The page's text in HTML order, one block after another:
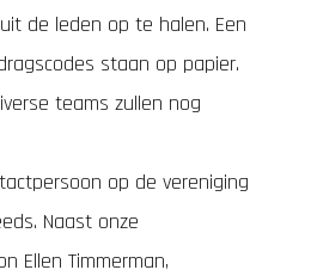
de leden op te halen. Een
staan op papier.
teams zullen nog
op de vereniging
Naast onze
Ellen Timmerman,